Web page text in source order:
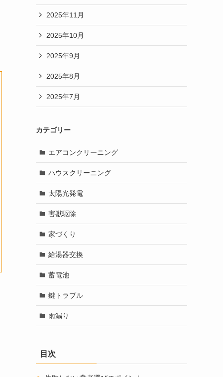
2025年11月
2025年10月
2025年9月
2025年8月
2025年7月
カテゴリー
エアコンクリーニング
ハウスクリーニング
太陽光発電
害獣駆除
家づくり
給湯器交換
蓄電池
鍵トラブル
雨漏り
目次